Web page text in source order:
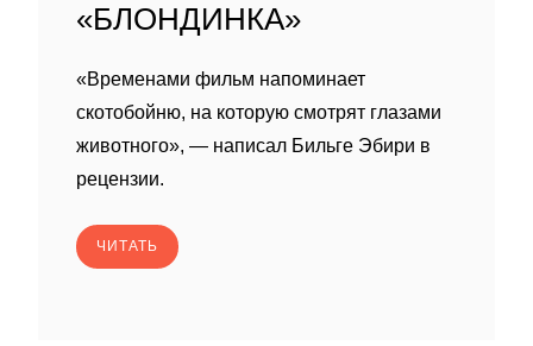
«БЛОНДИНКА»
«Временами фильм напоминает
скотобойню, на которую смотрят глазами
животного», — написал Бильге Эбири в
рецензии.
ЧИТАТЬ